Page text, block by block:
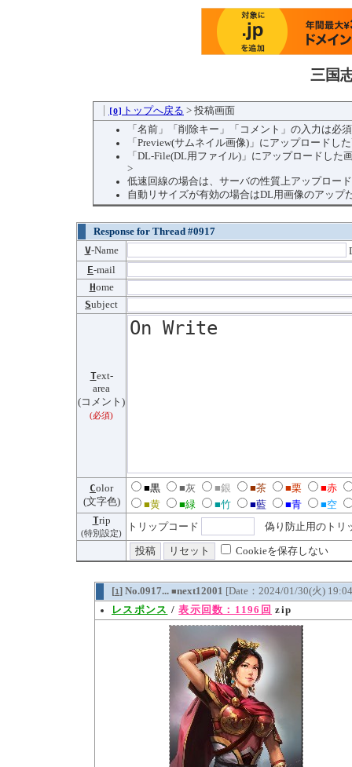
三国
[0] トップへ戻る > 投稿画面
「名前」「削除キー」「コメント」の入力は必
「Preview(サムネイル画像)」にアップロードし
「DL-File(DL用ファイル)」にアップロードし
>
低速回線の場合は、サーバの性質上アップロー
自動リサイズが有効の場合はDL用画像のアップ
Response for Thread #0917
V-Name
E-mail
Home
Subject
Text-
area
(コメント)
(必須)
Color
(文字色)
■黒 ■灰 ■銀 ■茶 ■栗
■赤
■黄
■緑 ■竹 ■藍 ■青
■空
Trip
(特別設定)
トリップコード 偽り防止用のトリ
Cookieを保存しない
[1] No.0917... ■next12001 [Date：2024/01/30(火)
レスポンス /表示回数：1196回 zip